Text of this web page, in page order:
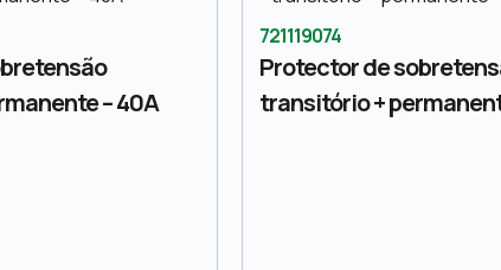
– 40A
721119074
Protector de
transitório +